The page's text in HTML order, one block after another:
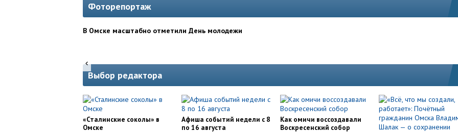
Фоторепортаж
В Омске масштабно отметили День молодежи
Выбор редактора
«Сталинские соколы» в
Омске
Афиша событий недели с 8
по 16 августа
Как омичи воссоздавали
Воскресенский собор